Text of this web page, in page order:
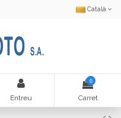
Català
Entreu
0
Carret